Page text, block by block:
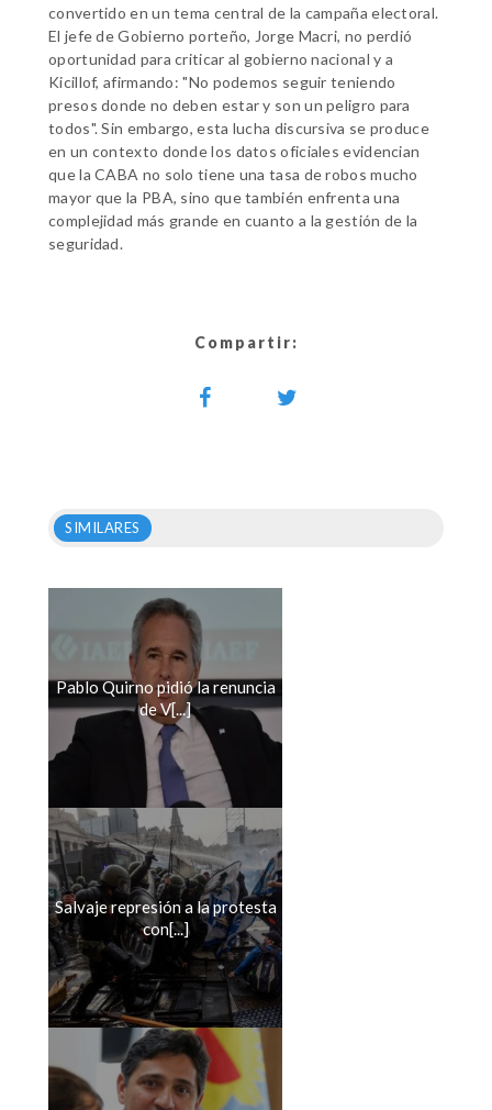
convertido en un tema central de la campaña electoral.
El jefe de Gobierno porteño, Jorge Macri, no perdió
oportunidad para criticar al gobierno nacional y a
Kicillof, afirmando: "No podemos seguir teniendo
presos donde no deben estar y son un peligro para
todos". Sin embargo, esta lucha discursiva se produce
en un contexto donde los datos oficiales evidencian
que la CABA no solo tiene una tasa de robos mucho
mayor que la PBA, sino que también enfrenta una
complejidad más grande en cuanto a la gestión de la
seguridad.
Compartir:
SIMILARES
Pablo Quirno pidió la renuncia
de V[...]
Salvaje represión a la protesta
con[...]